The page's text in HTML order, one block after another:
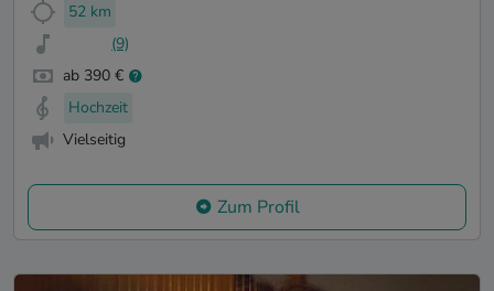
52 km
(9)
ab 390 €
Hochzeit
Vielseitig
Zum Profil